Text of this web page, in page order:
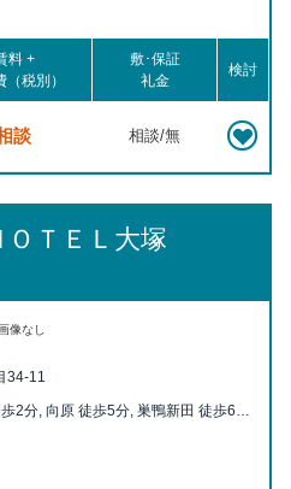
料 +
（税別）
敷･保証
礼金
検討
談 相談/無
ＴＥＬ大塚
像なし
34-11
2分, 向原 徒歩5分, 巣鴨新田 徒歩6
分, 新庚申塚 徒歩14分, 都電雑司ヶ谷
西巣鴨 徒歩17分, 北池袋 徒歩19分,